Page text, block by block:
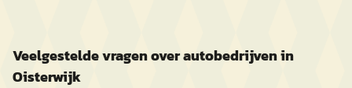
Veelgestelde vragen over autobedrijven in
Oisterwijk